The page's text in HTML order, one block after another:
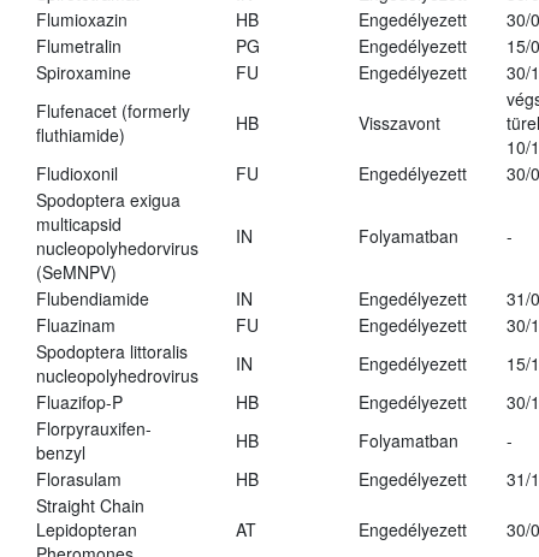
Flumioxazin
HB Engedélyezett
30/
Flumetralin
PG Engedélyezett
15/
Spiroxamine
FU Engedélyezett
30/
Flufenacet (formerly
fluthiamide)
HB Visszavont
10/
Fludioxonil
FU Engedélyezett
30/
Spodoptera exigua
multicapsid
nucleopolyhedorvirus
(SeMNPV)
IN Folyamatban -
Flubendiamide IN Engedélyezett
31/
Fluazinam
FU Engedélyezett
30/
Spodoptera littoralis
nucleopolyhedrovirus
IN Engedélyezett
15/
Fluazifop-P
HB Engedélyezett
30/
Florpyrauxifen-
benzyl
HB Folyamatban
-
Florasulam
HB Engedélyezett
31/
Straight Chain
Lepidopteran
AT Engedélyezett 30/